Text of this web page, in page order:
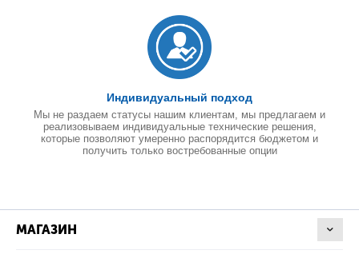
Индивидуальный подход
Мы не раздаем статусы нашим клиентам, мы предлагаем и
реализовываем индивидуальные технические решения,
которые позволяют умеренно распорядится бюджетом и
получить только востребованные опции
МАГАЗИН